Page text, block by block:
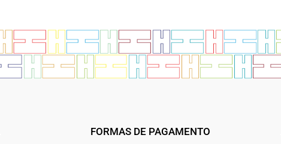
FORMAS DE PAGAMENTO